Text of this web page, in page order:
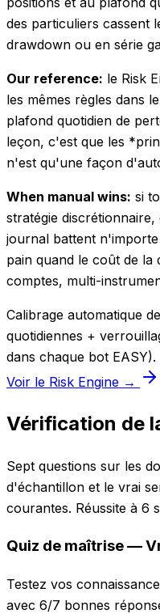
des particuliers cassent
drawdown ou en série
Our reference: le Risk
les mêmes règles dans
plafond quotidien de
leçon, c'est que les
n'est qu'une façon
When manual wins: si
stratégie
journal battent
pain quand le coût de la
comptes, multi-
Calibrage automatique
quotidiennes +
dans chaque bot EASY).
Voir le Risk Engine →
Vérification de
Sept questions sur les
d'échantillon et le vrai
courantes. Réussite à 6
Quiz de maîtrise —
Testez vos
avec 6/7 bonnes